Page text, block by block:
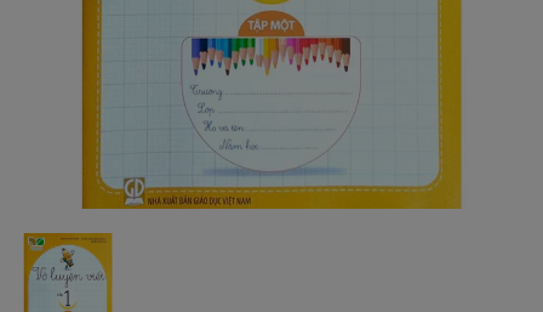
SÁCH
THIẾU
SÁCH
TIẾNG
SÁCH
NGOẠI
NGỮ
VPP
-